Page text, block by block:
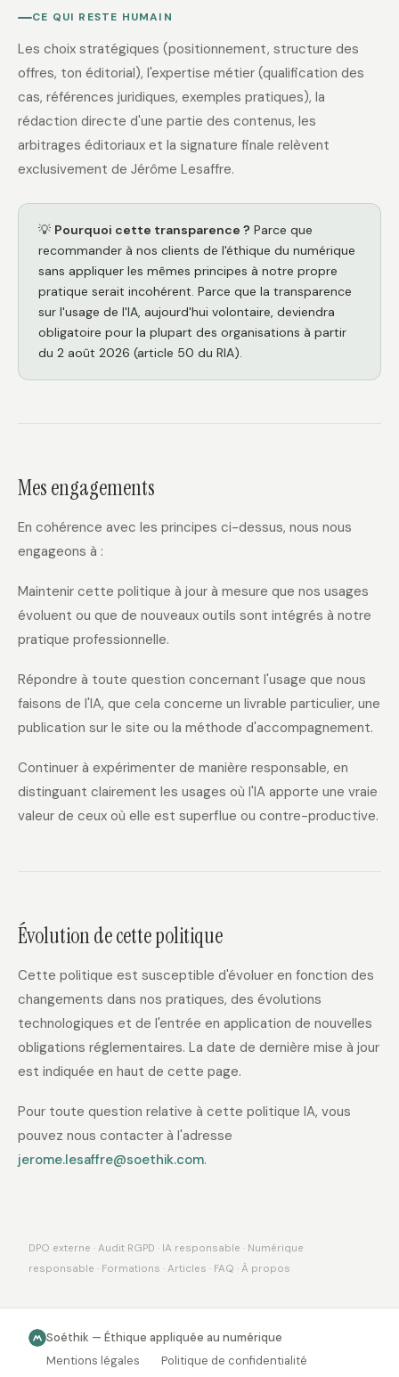
CE QUI RESTE HUMAIN
Les choix stratégiques (positionnement, structure des
offres, ton éditorial), l'expertise métier (qualification des
cas, références juridiques, exemples pratiques), la
rédaction directe d'une partie des contenus, les
arbitrages éditoriaux et la signature finale relèvent
exclusivement de Jérôme Lesaffre.
💡 Pourquoi cette transparence ? Parce que
recommander à nos clients de l'éthique du numérique
sans appliquer les mêmes principes à notre propre
pratique serait incohérent. Parce que la transparence
sur l'usage de l'IA, aujourd'hui volontaire, deviendra
obligatoire pour la plupart des organisations à partir
du 2 août 2026 (article 50 du RIA).
Mes engagements
En cohérence avec les principes ci-dessus, nous nous
engageons à :
Maintenir cette politique à jour à mesure que nos usages
évoluent ou que de nouveaux outils sont intégrés à notre
pratique professionnelle.
Répondre à toute question concernant l'usage que nous
faisons de l'IA, que cela concerne un livrable particulier, une
publication sur le site ou la méthode d'accompagnement.
Continuer à expérimenter de manière responsable, en
distinguant clairement les usages où l'IA apporte une vraie
valeur de ceux où elle est superflue ou contre-productive.
Évolution de cette politique
Cette politique est susceptible d'évoluer en fonction des
changements dans nos pratiques, des évolutions
technologiques et de l'entrée en application de nouvelles
obligations réglementaires. La date de dernière mise à jour
est indiquée en haut de cette page.
Pour toute question relative à cette politique IA, vous
pouvez nous contacter à l'adresse
jerome.lesaffre@soethik.com.
DPO externe · Audit RGPD · IA responsable · Numérique
responsable · Formations · Articles · FAQ · À propos
Soéthik — Éthique appliquée au numérique
Mentions légales
Politique de confidentialité